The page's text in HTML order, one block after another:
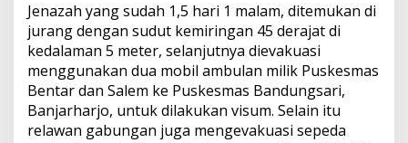
Jenazah yang sudah 1,5 hari 1 malam, ditemukan di
jurang dengan sudut kemiringan 45 derajat di
kedalaman 5 meter, selanjutnya dievakuasi
menggunakan dua mobil ambulan milik Puskesmas
Bentar dan Salem ke Puskesmas Bandungsari,
Banjarharjo, untuk dilakukan visum. Selain itu
relawan gabungan juga mengevakuasi sepeda